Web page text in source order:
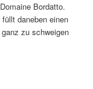
Bordatto.
daneben einen
zu schweigen